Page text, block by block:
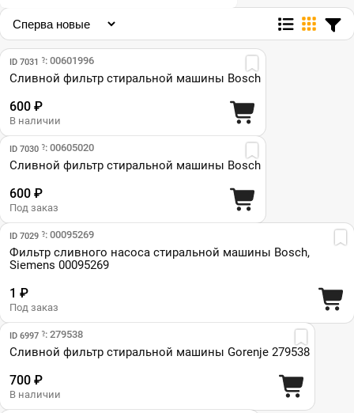
ID 7031
Парт №: 00601996
Сливной фильтр стиральной машины Bosch
600 ₽
В наличии
ID 7030
Парт №: 00605020
Сливной фильтр стиральной машины Bosch
600 ₽
Под заказ
ID 7029
Парт №: 00095269
Фильтр сливного насоса стиральной машины Bosch,
Siemens 00095269
1 ₽
Под заказ
ID 6997
Парт №: 279538
Сливной фильтр стиральной машины Gorenje 279538
700 ₽
В наличии